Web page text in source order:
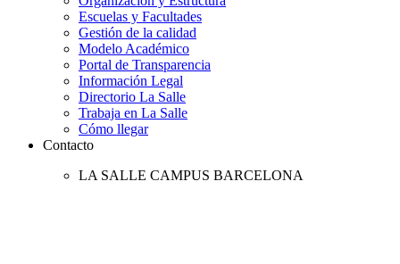
Escuelas y Facultades
Gestión de la calidad
Modelo Académico
Portal de Transparencia
Información Legal
Directorio La Salle
Trabaja en La Salle
Cómo llegar
Contacto
LA SALLE CAMPUS BARCELONA